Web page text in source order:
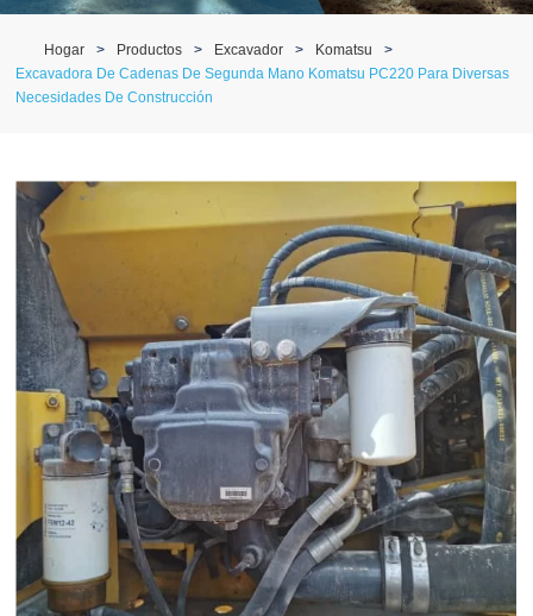
Hogar Productos Excavador
Komatsu
Excavadora De Cadenas De Segunda Mano Komatsu PC220 Para Diversas
Necesidades De Construcción